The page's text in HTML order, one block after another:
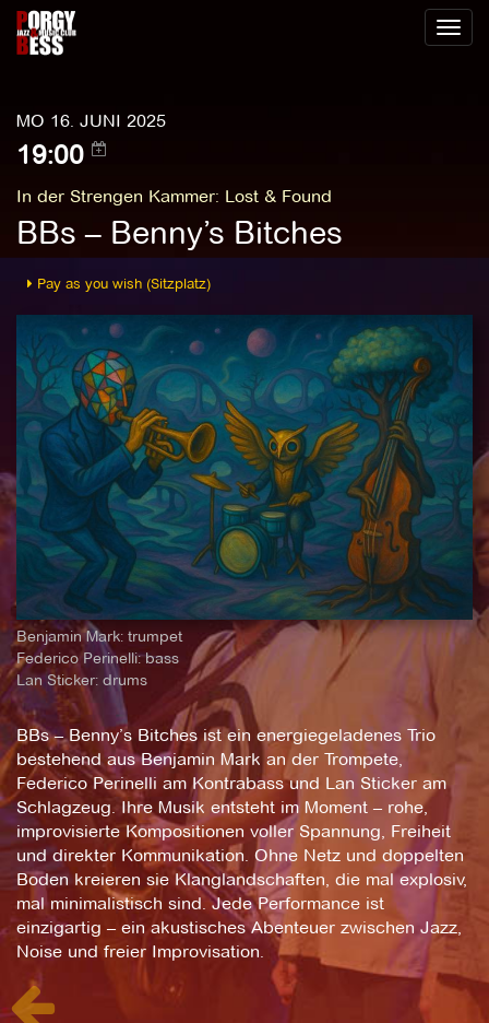
Toggle
MO 16. JUNI 2025
19:00
In der Strengen Kammer: Lost & Found
BBs – Benny’s Bitches
Pay as you wish (Sitzplatz)
Benjamin Mark: trumpet
Federico Perinelli: bass
Lan Sticker: drums
BBs – Benny’s Bitches ist ein energiegeladenes Trio
bestehend aus Benjamin Mark an der Trompete,
Federico Perinelli am Kontrabass und Lan Sticker am
Schlagzeug. Ihre Musik entsteht im Moment – rohe,
improvisierte Kompositionen voller Spannung, Freiheit
und direkter Kommunikation. Ohne Netz und doppelten
Boden kreieren sie Klanglandschaften, die mal explosiv,
mal minimalistisch sind. Jede Performance ist
einzigartig – ein akustisches Abenteuer zwischen Jazz,
Noise und freier Improvisation.